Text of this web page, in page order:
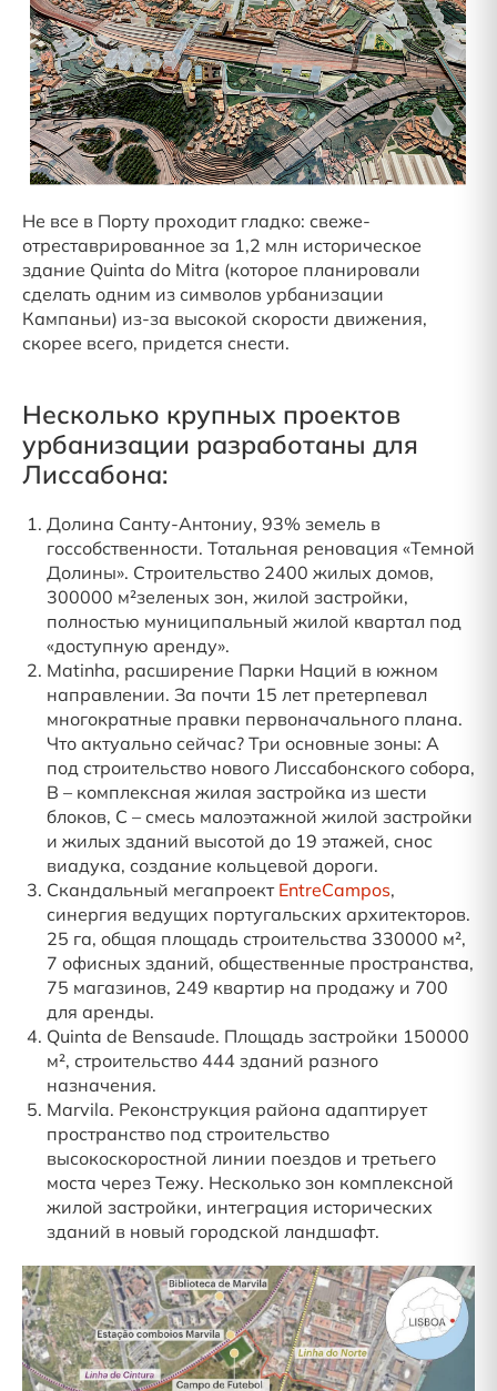
Не все в Порту проходит гладко: свеже-
отреставрированное за 1,2 млн историческое
здание Quinta do Mitra (которое планировали
сделать одним из символов урбанизации
Кампаньи) из-за высокой скорости движения,
скорее всего, придется снести.
Несколько крупных проектов
урбанизации разработаны для
Лиссабона:
Долина Санту-Антониу, 93% земель в
госсобственности. Тотальная реновация «Темной
Долины». Строительство 2400 жилых домов,
300000 м²зеленых зон, жилой застройки,
полностью муниципальный жилой квартал под
«доступную аренду».
Matinha, расширение Парки Наций в южном
направлении. За почти 15 лет претерпевал
многократные правки первоначального плана.
Что актуально сейчас? Три основные зоны: А
под строительство нового Лиссабонского собора,
В – комплексная жилая застройка из шести
блоков, С – смесь малоэтажной жилой застройки
и жилых зданий высотой до 19 этажей, снос
виадука, создание кольцевой дороги.
Скандальный мегапроект EntreCampos,
синергия ведущих португальских архитекторов.
25 га, общая площадь строительства 330000 м²,
7 офисных зданий, общественные пространства,
75 магазинов, 249 квартир на продажу и 700
для аренды.
Quinta de Bensaude. Площадь застройки 150000
м², строительство 444 зданий разного
назначения.
Marvila. Реконструкция района адаптирует
пространство под строительство
высокоскоростной линии поездов и третьего
моста через Тежу. Несколько зон комплексной
жилой застройки, интеграция исторических
зданий в новый городской ландшафт.